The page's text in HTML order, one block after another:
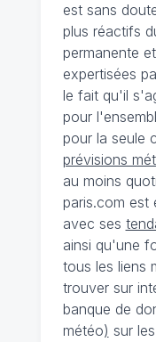
est sans
plus réactifs
permanente
expertisées
le fait qu'il
pour
pour la seule
prévisions
au moins
paris.com est
avec ses
ainsi qu'une
tous les liens
trouver sur
banque de
météo) sur